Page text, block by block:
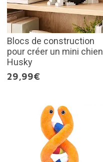
Blocs de construction
pour créer un mini chien
Husky
29,99€